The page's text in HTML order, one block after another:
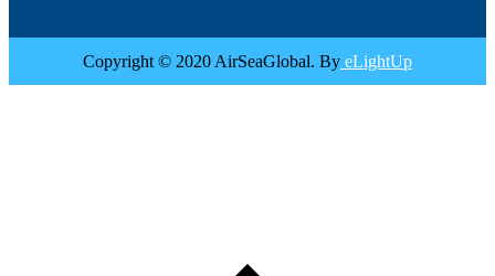
Copyright © 2020 AirSeaGlobal. By eLightUp